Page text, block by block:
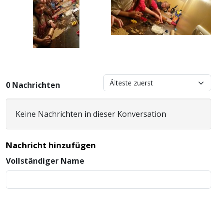
0 Nachrichten
Keine Nachrichten in dieser Konversation
Nachricht hinzufügen
Vollständiger Name